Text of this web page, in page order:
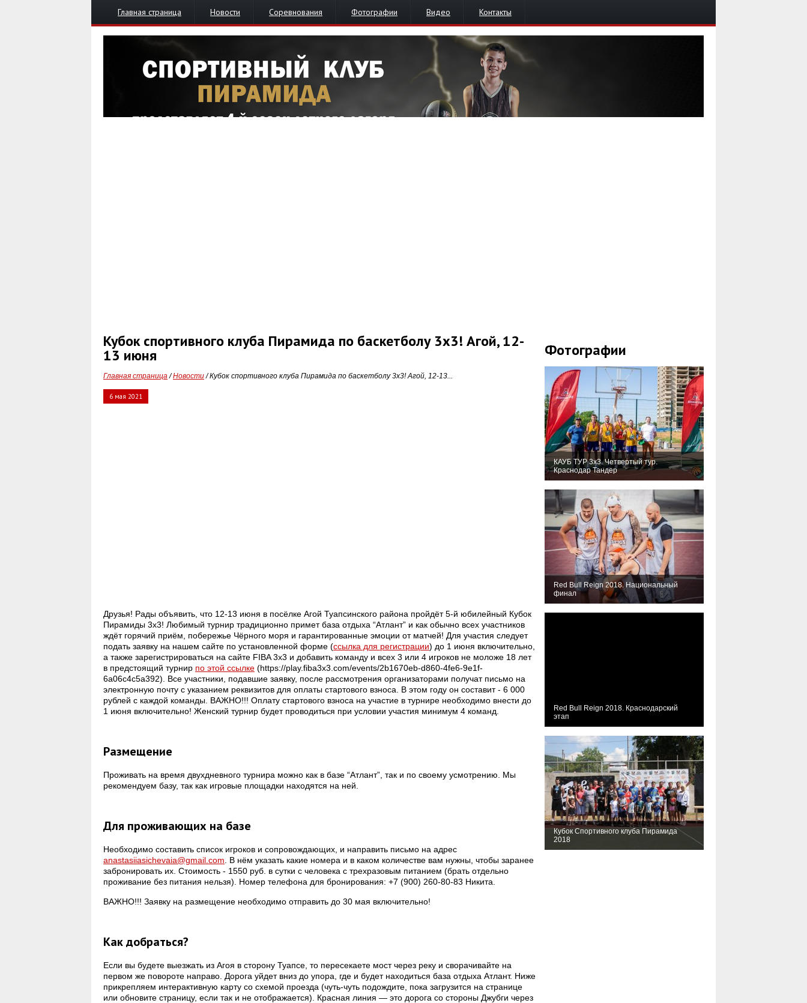
Главная страница Новости Соревнования Фотографии Видео Контакты
Кубок спортивного клуба Пирамида по баскетболу 3х3! Агой, 12-
13 июня
Главная страница/Новости/ Кубок спортивного клуба Пирамида по баскетболу 3х3! Агой, 12-13...
6 мая 2021
Друзья! Рады объявить, что 12-13 июня в посёлке Агой Туапсинского района пройдёт 5-й юбилейный Кубок
Пирамиды 3x3! Любимый турнир традиционно примет база отдыха “Атлант” и как обычно всех участников
ждёт горячий приём, побережье Чёрного моря и гарантированные эмоции от матчей! Для участия следует
подать заявку на нашем сайте по установленной форме (ссылка для регистрации) до 1 июня включительно,
а также зарегистрироваться на сайте FIBA 3x3 и добавить команду и всех 3 или 4 игроков не моложе 18 лет
в предстоящий турнир по этой ссылке (https://play.fiba3x3.com/events/2b1670eb-d860-4fe6-9e1f-
6a06c4c5a392). Все участники, подавшие заявку, после рассмотрения организаторами получат письмо на
электронную почту с указанием реквизитов для оплаты стартового взноса. В этом году он составит - 6 000
рублей с каждой команды. ВАЖНО!!! Оплату стартового взноса на участие в турнире необходимо внести до
1 июня включительно! Женский турнир будет проводиться при условии участия минимум 4 команд.
Размещение
Проживать на время двухдневного турнира можно как в базе “Атлант”, так и по своему усмотрению. Мы
рекомендуем базу, так как игровые площадки находятся на ней.
Для проживающих на базе
Необходимо составить список игроков и сопровождающих, и направить письмо на адрес
anastasiiasichevaia@gmail.com . В нём указать какие номера и в каком количестве вам нужны, чтобы заранее
забронировать их. Стоимость - 1550 руб. в сутки с человека с трехразовым питанием (брать отдельно
проживание без питания нельзя). Номер телефона для бронирования: +7 (900) 260-80-83 Никита.
ВАЖНО!!! Заявку на размещение необходимо отправить до 30 мая включительно!
Как добраться?
Если вы будете выезжать из Агоя в сторону Туапсе, то пересекаете мост через реку и сворачивайте на
первом же повороте направо. Дорога уйдет вниз до упора, где и будет находиться база отдыха Атлант. Ниже
прикрепляем интерактивную карту со схемой проезда (чуть-чуть подождите, пока загрузится на странице
или обновите страницу, если так и не отображается). Красная линия — это дорога со стороны Джубги через
Фотографии
КАУБ ТУР 3х3. Четвертый тур.
Краснодар Тандер
Red Bull Reign 2018. Национальный
финал
Red Bull Reign 2018. Краснодарский
этап
Кубок Спортивного клуба Пирамида
2018